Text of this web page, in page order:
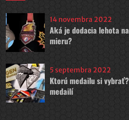
14 novembra 2022
Aká je dodacia lehota
mieru?
5 septembra 2022
Ktorú medailu si
medailí